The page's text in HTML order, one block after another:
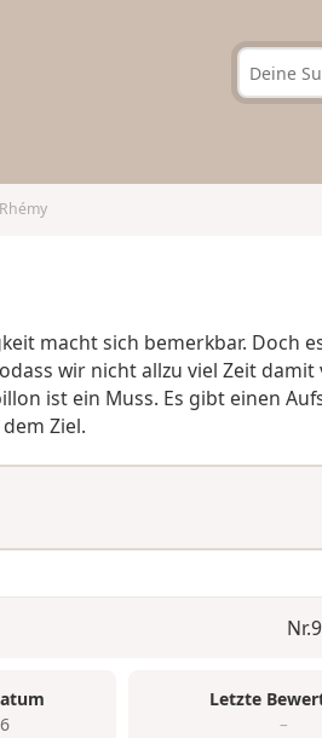
macht sich bemerkbar. Doch
wir nicht allzu viel Zeit
ist ein Muss. Es gibt einen
Ziel.
Nr.
Letzte
–